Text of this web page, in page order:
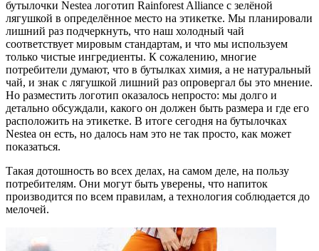
бутылочки Nestea логотип Rainforest Alliance с зелёной
лягушкой в определённое место на этикетке. Мы планировали
лишний раз подчеркнуть, что наш холодный чай
соответствует мировым стандартам, и что мы используем
только чистые ингредиенты. К сожалению, многие
потребители думают, что в бутылках химия, а не натуральный
чай, и знак с лягушкой лишний раз опровергал бы это мнение.
Но разместить логотип оказалось непросто: мы долго и
детально обсуждали, какого он должен быть размера и где его
расположить на этикетке. В итоге сегодня на бутылочках
Nestea он есть, но далось нам это не так просто, как может
показаться.
Такая дотошность во всех делах, на самом деле, на пользу
потребителям. Они могут быть уверены, что напиток
производится по всем правилам, а технология соблюдается до
мелочей.